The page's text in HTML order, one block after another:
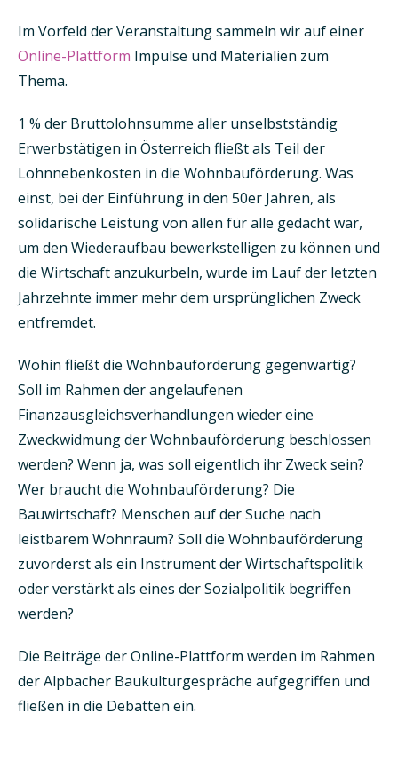
Im Vorfeld der Veranstaltung sammeln wir auf einer
Online-Plattform Impulse und Materialien zum
Thema.
1 % der Bruttolohnsumme aller unselbstständig
Erwerbstätigen in Österreich fließt als Teil der
Lohnnebenkosten in die Wohnbauförderung. Was
einst, bei der Einführung in den 50er Jahren, als
solidarische Leistung von allen für alle gedacht war,
um den Wiederaufbau bewerkstelligen zu können und
die Wirtschaft anzukurbeln, wurde im Lauf der letzten
Jahrzehnte immer mehr dem ursprünglichen Zweck
entfremdet.
Wohin fließt die Wohnbauförderung gegenwärtig?
Soll im Rahmen der angelaufenen
Finanzausgleichsverhandlungen wieder eine
Zweckwidmung der Wohnbauförderung beschlossen
werden? Wenn ja, was soll eigentlich ihr Zweck sein?
Wer braucht die Wohnbauförderung? Die
Bauwirtschaft? Menschen auf der Suche nach
leistbarem Wohnraum? Soll die Wohnbauförderung
zuvorderst als ein Instrument der Wirtschaftspolitik
oder verstärkt als eines der Sozialpolitik begriffen
werden?
Die Beiträge der Online-Plattform werden im Rahmen
der Alpbacher Baukulturgespräche aufgegriffen und
fließen in die Debatten ein.